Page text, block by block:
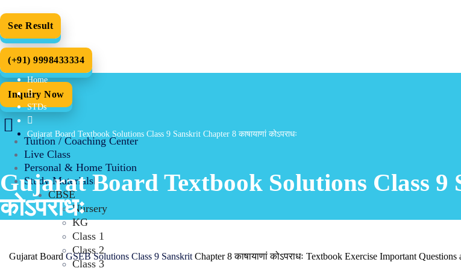
See Result
(+91) 9998433334
Inquiry Now
Tuition / Coaching Center
Live Class
Personal & Home Tuition
Study Materials
CBSE
Nursery
KG
Class 1
Class 2
Class 3
Home
STDs
Gujarat Board Textbook Solutions Class 9 Sanskrit Chapter 8 काषायाणां कोऽपराधः
Gujarat Board Textbook Solutions Class 9
कोऽपराधः
Gujarat BoardGSEB Solutions Class 9 Sanskrit Chapter 8 काषायाणां कोऽपराधः Textbook Exercise Important